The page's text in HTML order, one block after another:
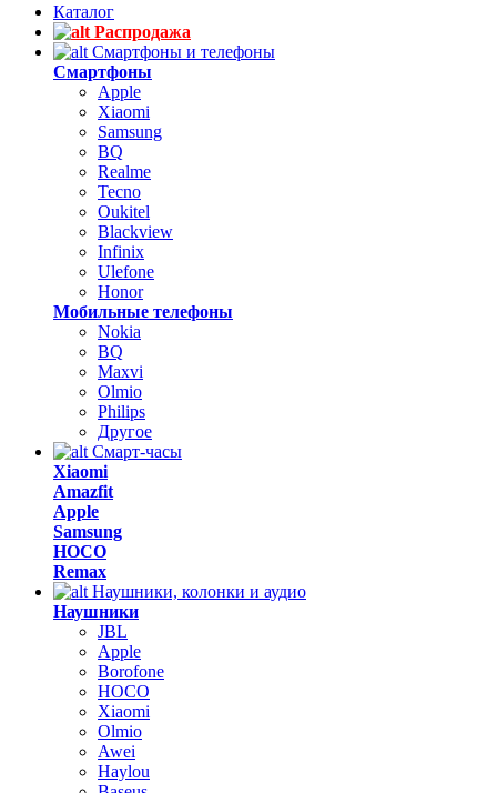
Каталог
Распродажа
Смартфоны и телефоны
Смартфоны
Apple
Xiaomi
Samsung
BQ
Realme
Tecno
Oukitel
Blackview
Infinix
Ulefone
Honor
Мобильные телефоны
Nokia
BQ
Maxvi
Olmio
Philips
Другое
Смарт-часы
Xiaomi
Amazfit
Apple
Samsung
HOCO
Remax
Наушники, колонки и аудио
Наушники
JBL
Apple
Borofone
HOCO
Xiaomi
Olmio
Awei
Haylou